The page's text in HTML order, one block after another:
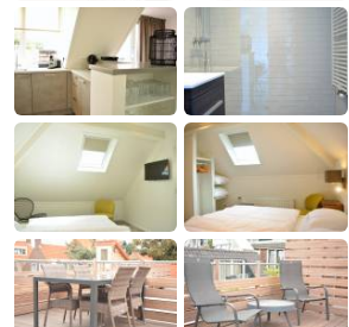
Wijngaerde
Ferienhäuser
Buitenhof
Domburg
Hof
Domburg
-
Westhove
Hotels
Zimmer